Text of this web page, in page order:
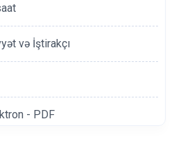
və İştirakçı
- PDF